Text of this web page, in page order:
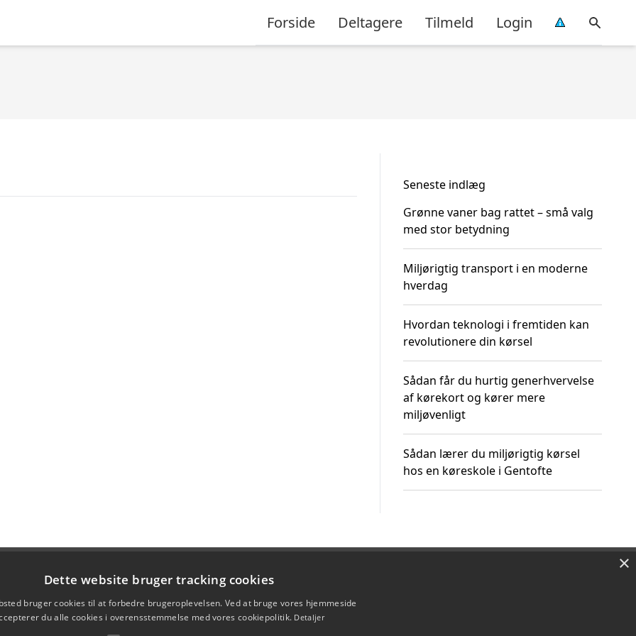
Forside Deltagere Tilmeld Login
Seneste indlæg
Grønne vaner bag rattet – små valg
med stor betydning
Miljørigtig transport i en moderne
hverdag
Hvordan teknologi i fremtiden kan
revolutionere din kørsel
Sådan får du hurtig generhvervelse
af kørekort og kører mere
miljøvenligt
Sådan lærer du miljørigtig kørsel
hos en køreskole i Gentofte
×
Dette website bruger tracking cookies
bruger cookies til at forbedre brugeroplevelsen. Ved at bruge vores hjemmeside
du alle cookies i overensstemmelse med vores cookiepolitik. Detaljer